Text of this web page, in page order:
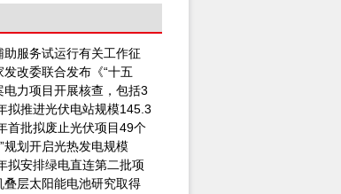
助服务试运行有关工作征
发改委联合发布《“十五
电力项目开展核查，包括3
拟推进光伏电站规模145.3
首批拟废止光伏项目49个
规划开启光热发电规模
拟安排绿电直连第二批项
层太阳能电池研究取得